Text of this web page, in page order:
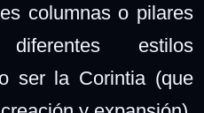
columnas o pilares
estilos
ser la Corintia (que